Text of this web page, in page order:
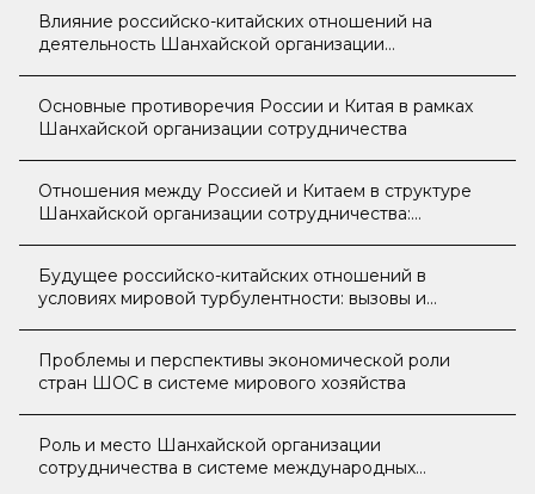
Влияние российско-китайских отношений на
деятельность Шанхайской организации
Основные противоречия России и Китая в рамках
Шанхайской организации сотрудничества
Отношения между Россией и Китаем в структуре
Шанхайской организации сотрудничества:
Будущее российско-китайских отношений в
условиях мировой турбулентности: вызовы и
Проблемы и перспективы экономической роли
стран ШОС в системе мирового хозяйства
Роль и место Шанхайской организации
сотрудничества в системе международных